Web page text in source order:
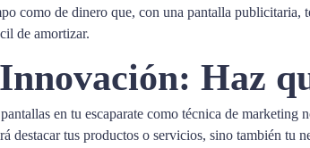
como de dinero que, con una pantalla publicitaria,
de amortizar.
Haz
en tu escaparate como técnica de marketing
destacar tus productos o servicios, sino también tu